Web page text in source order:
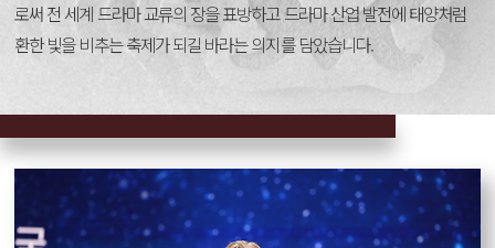
로써 전 세계 드라마 교류의 장을 표방하고 드라마 산업 발전에 태양처럼
환한 빛을 비추는 축제가 되길 바라는 의지를 담았습니다.